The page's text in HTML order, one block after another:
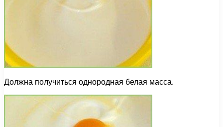
Должна получиться однородная белая масса.